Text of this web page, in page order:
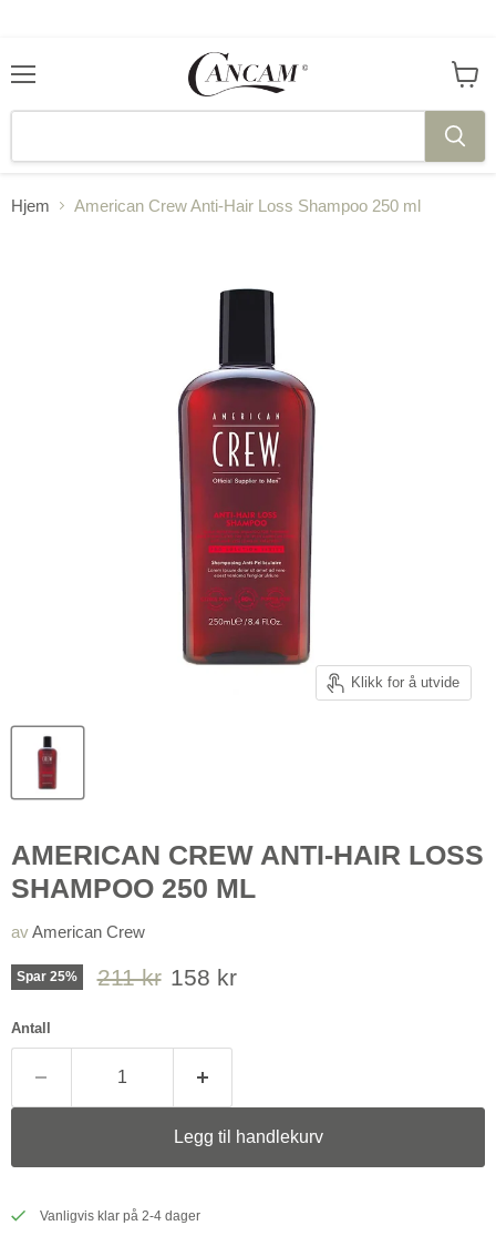
Hjem American Crew Anti-Hair Loss Shampoo 250 ml
Klikk for å utvide
AMERICAN CREW ANTI-HAIR LOSS
SHAMPOO 250 ML
avAmerican Crew
Spar 25% Orginal pris
211 kr Pris nå
158 kr
Antall
Legg til handlekurv
Vanligvis klar på 2-4 dager